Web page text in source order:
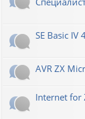
SE Basic
AVR ZX
Internet for